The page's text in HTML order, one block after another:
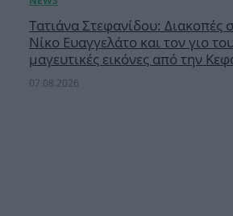
Τατιάνα Στεφανίδου: Διακοπές
Νίκο Ευαγγελάτο και τον γιο
μαγευτικές εικόνες από την
07.08.2026